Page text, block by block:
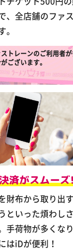
、全店舗のファ
トレーンのご利用者が
ございます。
財布から取り出す
といった煩わし
手荷物が多くな
はiDが便利！